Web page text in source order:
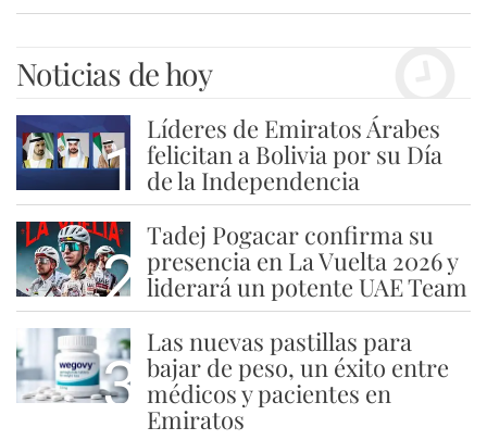
Noticias de hoy
1
Líderes de Emiratos Árabes
felicitan a Bolivia por su Día
de la Independencia
2
Tadej Pogacar confirma su
presencia en La Vuelta 2026 y
liderará un potente UAE Team
3
Las nuevas pastillas para
bajar de peso, un éxito entre
médicos y pacientes en
Emiratos